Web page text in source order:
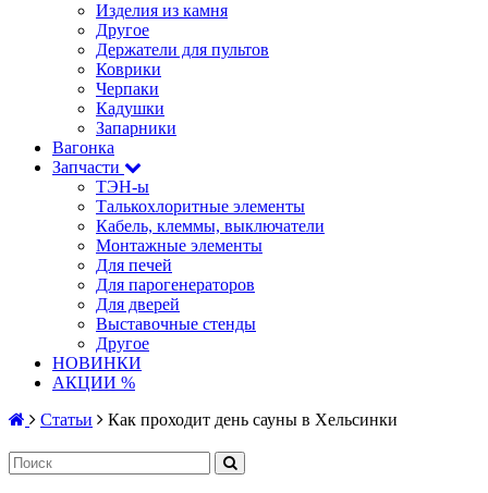
Изделия из камня
Другое
Держатели для пультов
Коврики
Черпаки
Кадушки
Запарники
Вагонка
Запчасти
ТЭН-ы
Талькохлоритные элементы
Кабель, клеммы, выключатели
Монтажные элементы
Для печей
Для парогенераторов
Для дверей
Выставочные стенды
Другое
НОВИНКИ
АКЦИИ %
Статьи
Как проходит день сауны в Хельсинки